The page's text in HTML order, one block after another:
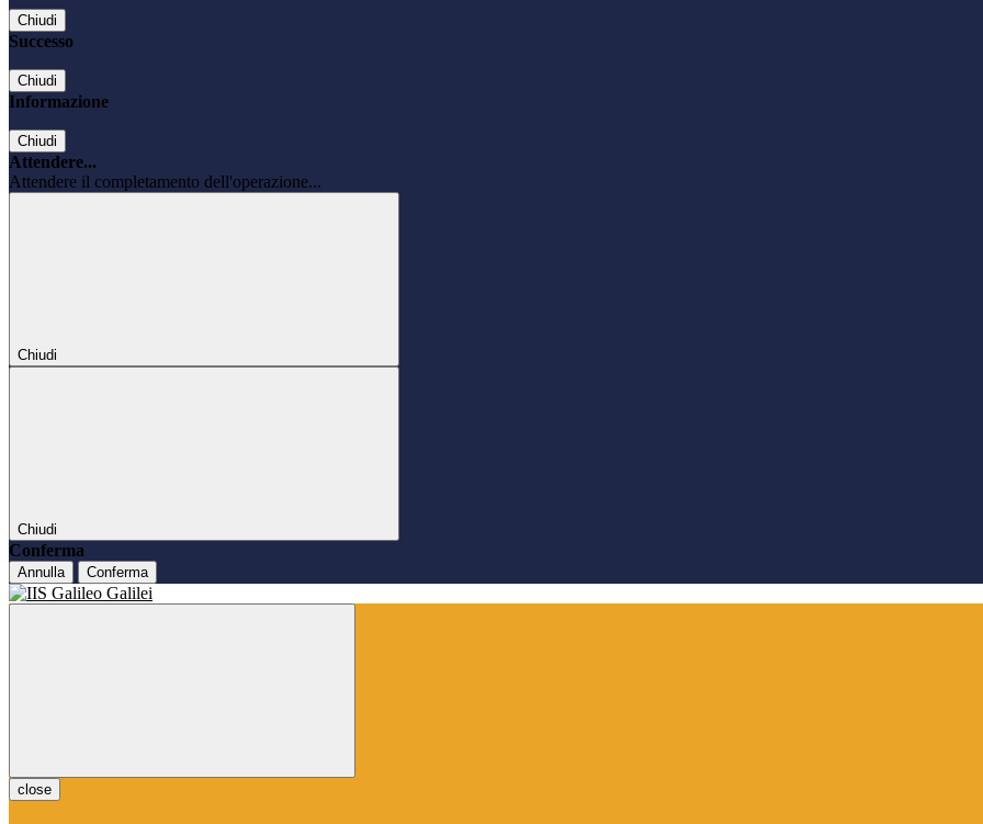
Chiudi
Successo
Chiudi
Informazione
Chiudi
Attendere...
Attendere il completamento dell'operazione...
Chiudi
Chiudi
Conferma
Annulla Conferma
close